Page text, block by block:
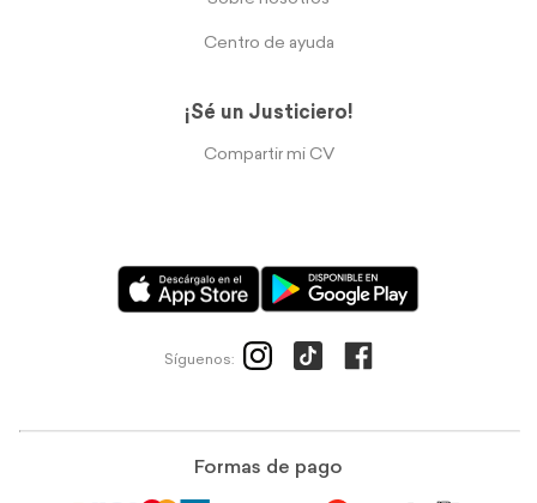
Centro de ayuda
¡Sé un Justiciero!
Compartir mi CV
Síguenos:
Formas de pago